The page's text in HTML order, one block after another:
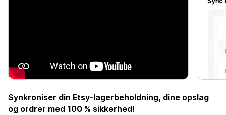
Synkroniser din Etsy-lagerbeholdning, dine opslag
og ordrer med 100 % sikkerhed!